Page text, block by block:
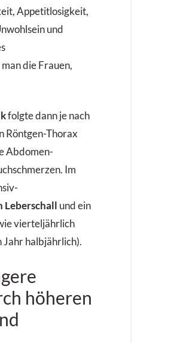
Appetitlosigkeit,
und
die Frauen,
folgte dann je nach
Röntgen-Thorax
Abdomen-
Im
Leberschall und ein
vierteljährlich
Jahr halbjährlich).
höheren